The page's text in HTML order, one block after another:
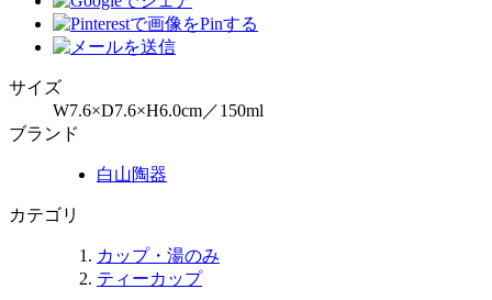
サイズ
W7.6×D7.6×H6.0cm／150ml
ブランド
白山陶器
カテゴリ
カップ・湯のみ
ティーカップ